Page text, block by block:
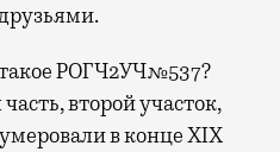
РОГЧ2УЧ№537?
второй участок,
в конце XIX